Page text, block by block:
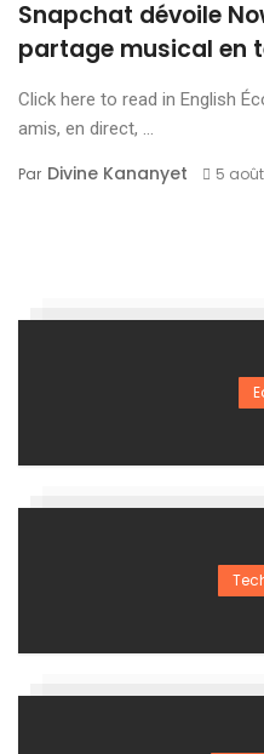
Snapchat dévoile
partage musical en
Click here to read in English
amis, en direct, ...
Par Divine Kananyet 5